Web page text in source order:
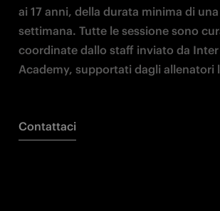
ai 17 anni, della durata minima di una
settimana. Tutte le sessione sono
coordinate dallo staff inviato da Inter
Academy, supportati dagli allenatori
Contattaci